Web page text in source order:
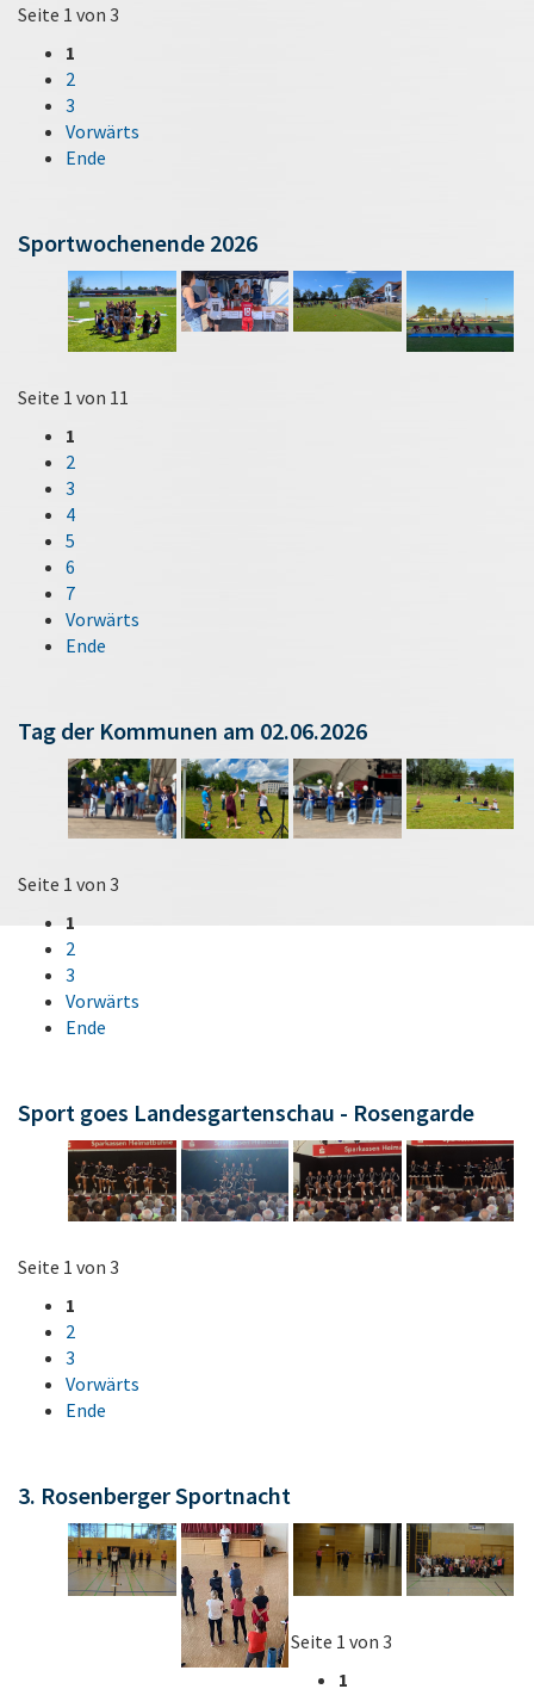
Seite 1 von 3
1
2
3
Vorwärts
Ende
Sportwochenende 2026
Seite 1 von 11
1
2
3
4
5
6
7
Vorwärts
Ende
Tag der Kommunen am 02.06.2026
Seite 1 von 3
1
2
3
Vorwärts
Ende
Sport goes Landesgartenschau - Rosengarde
Seite 1 von 3
1
2
3
Vorwärts
Ende
3. Rosenberger Sportnacht
Seite 1 von 3
1